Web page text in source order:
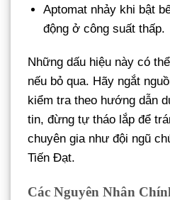
Aptomat nhảy khi bật
động ở công suất thấp.
Những dấu hiệu này có
nếu bỏ qua. Hãy ngắt
kiểm tra theo hướng dẫn
tin, đừng tự tháo lắp để
chuyên gia như đội ngũ
Tiến Đạt.
Các Nguyên Nhân